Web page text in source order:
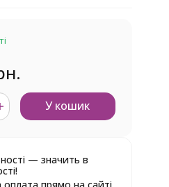
У кошик
— значить в